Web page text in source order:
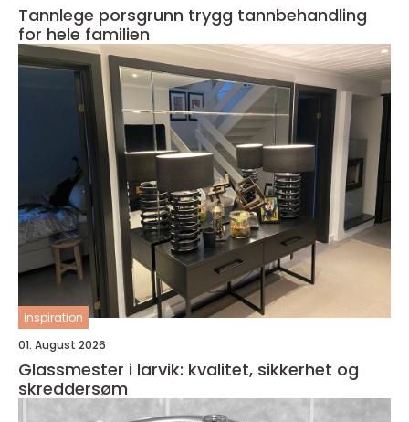
Tannlege porsgrunn trygg tannbehandling
for hele familien
inspiration
01. August 2026
Glassmester i larvik: kvalitet, sikkerhet og
skreddersøm